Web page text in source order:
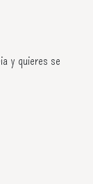
y quieres se